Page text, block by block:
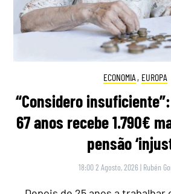
ECONOMIA , EUROPA
“Considero
67 anos recebe 1.790€
pensão
18:00 2 Agosto, 2026 | Rubén